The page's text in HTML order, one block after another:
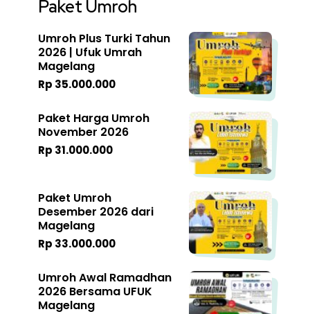
Paket Umroh
Umroh Plus Turki Tahun
2026 | Ufuk Umrah
Magelang
Rp 35.000.000
Paket Harga Umroh
November 2026
Rp 31.000.000
Paket Umroh
Desember 2026 dari
Magelang
Rp 33.000.000
Umroh Awal Ramadhan
2026 Bersama UFUK
Magelang